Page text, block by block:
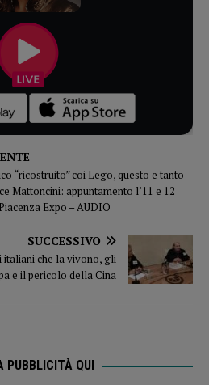
“ricostruito” coi Lego, questo e tanto
Mattoncini: appuntamento l’11 e 12
Expo – AUDIO
SUCCESSIVO
italiani che la vivono, gli
e il pericolo della Cina
PUBBLICITÀ QUI